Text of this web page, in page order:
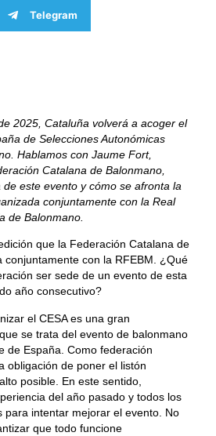
Telegram
2025, Cataluña volverá a acoger el
de Selecciones Autonómicas
Hablamos con Jaume Fort,
Catalana de Balonmano,
este evento y cómo se afronta la
conjuntamente con la Real
de Balonmano.
que la Federación Catalana de
conjuntamente con la RFEBM. ¿Qué
ser sede de un evento de esta
año consecutivo?
el CESA es una gran
se trata del evento de balonmano
de España. Como federación
obligación de poner el listón
posible. En este sentido,
del año pasado y todos los
para intentar mejorar el evento. No
que todo funcione